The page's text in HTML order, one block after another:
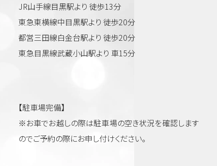
JR山手線目黒駅より 徒歩13分
東急東横線中目黒駅より 徒歩20分
都営三田線白金台駅より 徒歩20分
東急目黒線武蔵小山駅より 車15分
【駐車場完備】
※お車でお越しの際は駐車場の空き状況を確認します
のでご予約の際にお申し付けください。